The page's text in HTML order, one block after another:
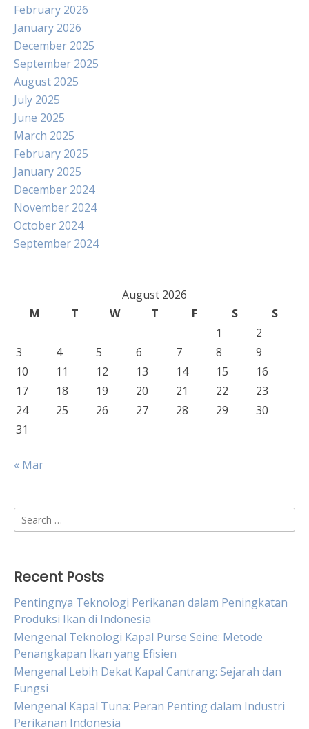
February 2026
January 2026
December 2025
September 2025
August 2025
July 2025
June 2025
March 2025
February 2025
January 2025
December 2024
November 2024
October 2024
September 2024
August 2026
M
T W T F S
S
1
2
3
4 5 6 7 8
9
10
11 12 13 14 15
16
17
18 19 20 21 22
23
24
25 26 27 28 29
30
31
« Mar
Search
for:
Recent Posts
Pentingnya Teknologi Perikanan dalam Peningkatan
Produksi Ikan di Indonesia
Mengenal Teknologi Kapal Purse Seine: Metode
Penangkapan Ikan yang Efisien
Mengenal Lebih Dekat Kapal Cantrang: Sejarah dan
Fungsi
Mengenal Kapal Tuna: Peran Penting dalam Industri
Perikanan Indonesia